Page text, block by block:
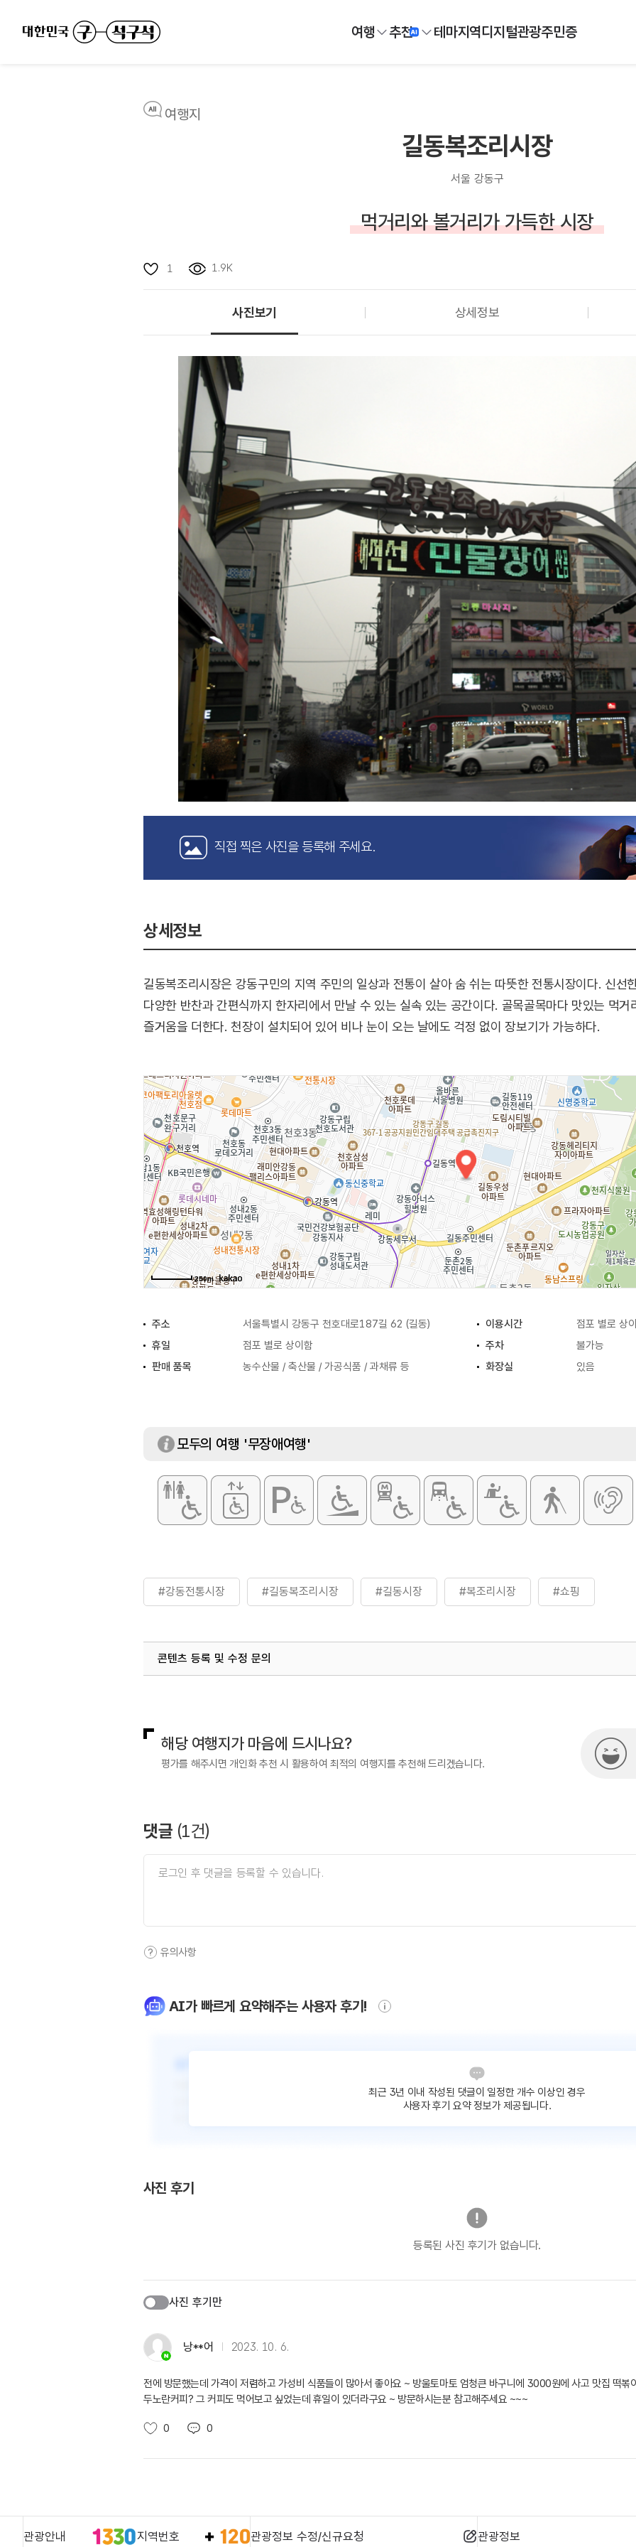
여행 추천 테마지역디지털관광주민증
여행지
길동복조리시장
서울 강동구
먹거리와 볼거리가 가득한 시장
1 1.9K
사진보기 상세정보
직접 찍은 사진을 등록해 주세요.
상세정보
길동복조리시장은 강동구민의 지역 주민의 일상과 전통이 살아 숨 쉬는 따뜻한 전통시장이다. 신선
다양한 반찬과 간편식까지 한자리에서 만날 수 있는 실속 있는 공간이다. 골목골목마다 맛있는 먹
즐거움을 더한다. 천장이 설치되어 있어 비나 눈이 오는 날에도 걱정 없이 장보기가 가능하다.
250m
주소 서울특별시 강동구 천호대로187길 62 (길동) 이용시간
점포 별로 상
휴일
점포 별로 상이함 주차
불가능
판매 품목
농수산물 / 축산물 / 가공식품 / 과채류 등 화장실 있음
모두의 여행 '무장애여행'
#강동전통시장 #길동복조리시장 #길동시장 #복조리시장 #쇼핑
콘텐츠 등록 및 수정 문의
해당 여행지가 마음에 드시나요?
평가를 해주시면 개인화 추천 시 활용하여 최적의 여행지를 추천해 드리겠습니다.
댓글 (1건)
유의사항
AI가 빠르게 요약해주는 사용자 후기!
최근 3년 이내 작성된 댓글이 일정한 개수 이상인 경우
사용자 후기 요약 정보가 제공됩니다.
사진 후기
등록된 사진 후기가 없습니다.
사진 후기만
낭**어 2023. 10. 6.
전에 방문했는데 가격이 저렴하고 가성비 식품들이 많아서 좋아요 ~ 방울토마토 엄청큰 바구니에 3000원에 사고 맛집 떡볶
두노란커피? 그 커피도 먹어보고 싶었는데 휴일이 있더라구요 ~ 방문하시는분 참고해주세요 ~~~
0 0
관광안내 지역번호 관광정보 수정/신규요청 관광정보